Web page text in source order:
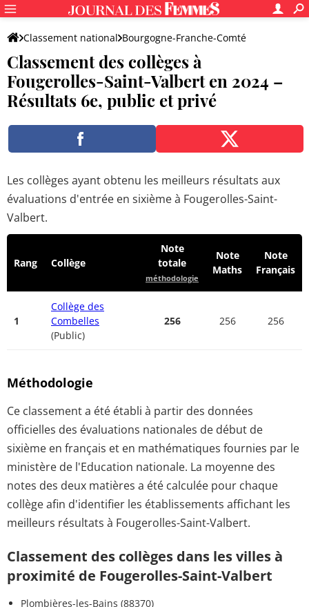
Classement national Bourgogne-Franche-Comté
Haute-Saône Fougerolles-Saint-Valbert
Classement des collèges à
Fougerolles-Saint-Valbert en 2024 –
Résultats 6e, public et privé
Les collèges ayant obtenu les meilleurs résultats aux
évaluations d'entrée en sixième à Fougerolles-Saint-
Valbert.
Rang Collège
Note
totale
méthodologie
Note
Maths
Note
Français
1
Collège des
Combelles
(Public)
256 256 256
Méthodologie
Ce classement a été établi à partir des données
officielles des évaluations nationales de début de
sixième en français et en mathématiques fournies par le
ministère de l'Education nationale. La moyenne des
notes des deux matières a été calculée pour chaque
collège afin d'identifier les établissements affichant les
meilleurs résultats à Fougerolles-Saint-Valbert.
Classement des collèges dans les villes à
proximité de Fougerolles-Saint-Valbert
Plombières-les-Bains (88370)